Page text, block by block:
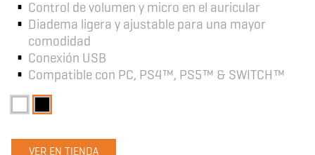
Control de volumen y micro en el auricular
Diadema ligera y ajustable para una mayor
comodidad
Conexión USB
Compatible con PC, PS4™, PS5™ & SWITCH™
VER EN TIENDA